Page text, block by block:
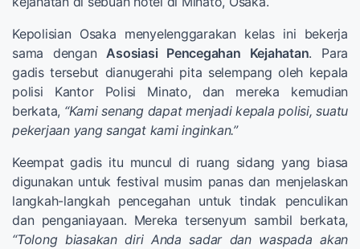
Kepolisian Osaka menyelenggarakan kelas ini bekerja
sama dengan Asosiasi Pencegahan Kejahatan. Para
gadis tersebut dianugerahi pita selempang oleh kepala
polisi Kantor Polisi Minato, dan mereka kemudian
berkata, “Kami senang dapat menjadi kepala polisi, suatu
pekerjaan yang sangat kami inginkan.”
Keempat gadis itu muncul di ruang sidang yang biasa
digunakan untuk festival musim panas dan menjelaskan
langkah-langkah pencegahan untuk tindak penculikan
dan penganiayaan. Mereka tersenyum sambil berkata,
“Tolong biasakan diri Anda sadar dan waspada akan